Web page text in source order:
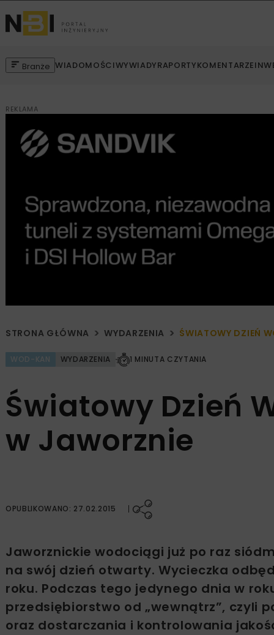
Branże WIADOMOŚCIWYWIADYRAPORTYKOMENTARZE
REKLAMA
STRONA GŁÓWNA WYDARZENIA ŚWIATOWY DZIEŃ
WOD-KAN WYDARZENIA 1 MINUTA CZYTANIA
Światowy Dzień
w Jaworznie
OPUBLIKOWANO: 27.02.2015
Jaworznickie wodociągi już po raz
na swój dzień otwarty. Wycieczka
roku. Podczas tego jedynego dnia w
przedsiębiorstwo od „wewnątrz”, czyli
oraz dostarczania i kontrolowania